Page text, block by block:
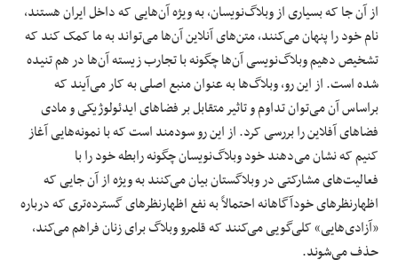
از آن جا که بسیاری از وبلاگ‌نویسان، به ویژه آن‌هایی که داخل ایران هستند،
نام خود را پنهان می‌کنند، متن‌های آنلاین آن‌ها می‌تواند به ما کمک کند که
تشخیص دهیم وبلاگ‌نویسی آن‌ها چگونه با تجارب زیسته آن‌ها در هم تنیده
شده است. از این رو، وبلاگ‌ها به عنوان منبع اصلی به کار می‌آیند که
براساس آن می‌توان تداوم‌ و تاثیر متقابل بر فضاهای ایدئولوژیکی و مادی
فضاهای آفلاین را بررسی کرد. از این رو سودمند است که با نمونه‌هایی آغاز
کنیم که نشان می‌دهند خود وبلاگ‌نویسان چگونه رابطه خود را با
فعالیت‌های مشارکتی در وبلاگستان بیان می‌کنند به ویژه از آن جایی که
اظهارنظرهای خودآگاهانه احتمالاً به نفع اظهارنظرهای گسترده‌تری که درباره
«آزادی‌هایی» کلی‌گویی می‌کنند که قلمرو وبلاگ برای زنان فراهم می‌کند،
حذف می‌شوند.